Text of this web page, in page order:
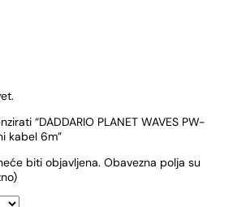
“DADDARIO PLANET WAVES PW-
kabel 6m”
biti objavljena. Obavezna polja su